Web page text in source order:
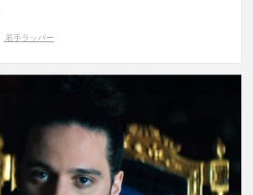
若手ラッパー